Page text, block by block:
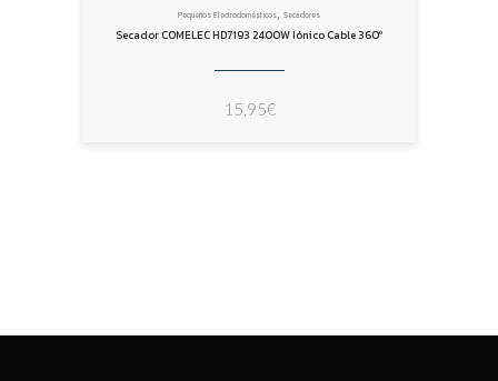
Pequeños Electrodomésticos, Secadores
Secador COMELEC HD7193 2400W Iónico Cable 360º
15,95€